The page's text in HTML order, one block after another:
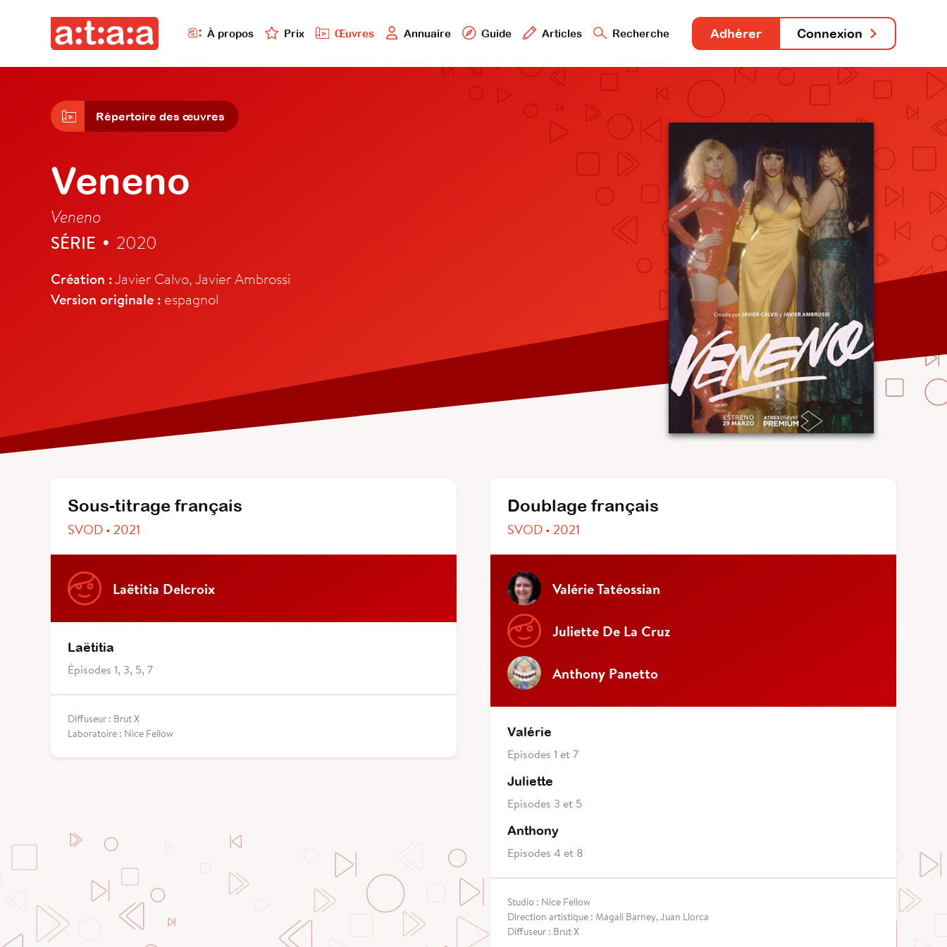
À propos Prix Œuvres Annuaire Guide Articles Recherche Adhérer Connexion
Répertoire des œuvres
Veneno
Veneno
SÉRIE • 2020
Création :Javier Calvo, Javier Ambrossi
Version originale : espagnol
Sous-titrage français
SVOD • 2021
Laëtitia Delcroix
Laëtitia
Épisodes 1, 3, 5, 7
Diffuseur : Brut X
Laboratoire : Nice Fellow
Doublage français
SVOD • 2021
Valérie Tatéossian
Juliette De La Cruz
Anthony Panetto
Valérie
Episodes 1 et 7
Juliette
Episodes 3 et 5
Anthony
Episodes 4 et 8
Studio : Nice Fellow
Direction artistique : Magali Barney, Juan Llorca
Diffuseur : Brut X